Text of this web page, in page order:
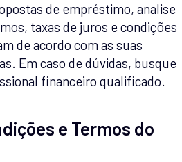
de empréstimo, analise
taxas de juros e condições
de acordo com as suas
Em caso de dúvidas, busque
financeiro qualificado.
e Termos do